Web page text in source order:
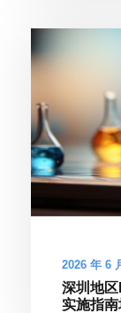
2026 年 6
深圳地
实施指